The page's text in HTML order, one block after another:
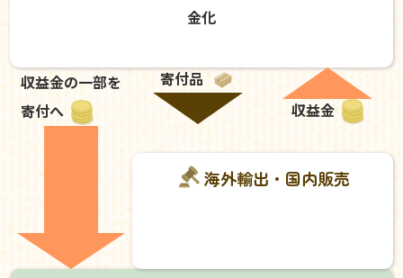
金化
収益金の一部を
寄付へ
寄付品
収益金
海外輸出・国内販売